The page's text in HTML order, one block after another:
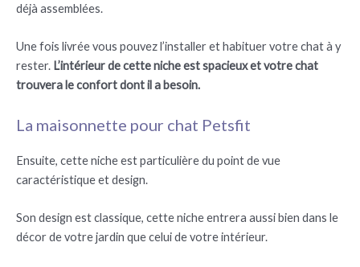
déjà assemblées.
Une fois livrée vous pouvez l’installer et habituer votre chat à y
rester. L’intérieur de cette niche est spacieux et votre chat
trouvera le confort dont il a besoin.
La maisonnette pour chat Petsfit
Ensuite, cette niche est particulière du point de vue
caractéristique et design.
Son design est classique, cette niche entrera aussi bien dans le
décor de votre jardin que celui de votre intérieur.